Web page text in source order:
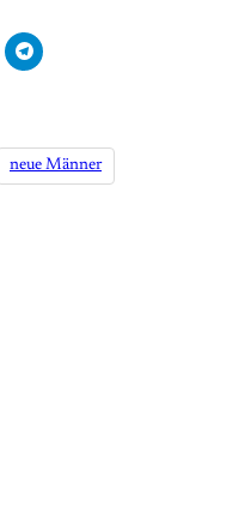
neue Männer